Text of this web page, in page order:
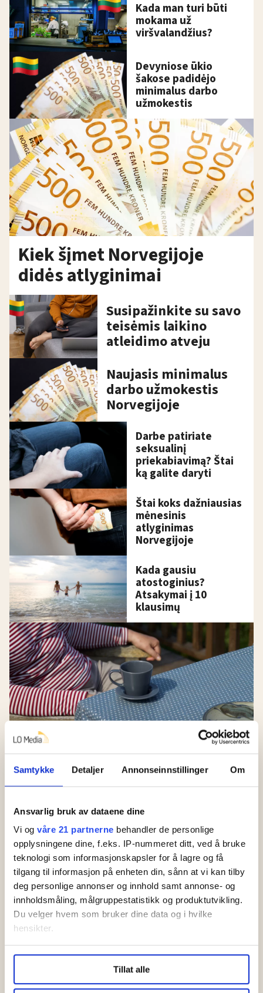
Samtykke Detaljer Annonseinnstillinger Om
Ansvarlig bruk av dataene dine
Vi og våre 21 partnerne behandler de personlige
opplysningene dine, f.eks. IP-nummeret ditt, ved å bruke
teknologi som informasjonskapsler for å lagre og få
tilgang til informasjon på enheten din, sånn at vi kan tilby
deg personlige annonser og innhold samt annonse- og
innholdsmåling, målgruppestatistikk og produktutvikling.
Du velger hvem som bruker dine data og i hvilke
hensikter.
Undermer infokan du lese om hvordan dine personlige
data behandles og hvordan du kan velge hvordan de skal
brukes. Du kan hele tiden endre eller trekke tilbake ditt
Tillat alle
Kada man turi būti
mokama už
viršvalandžius?
Devyniose ūkio
šakose padidėjo
minimalus darbo
užmokestis
Kiek šįmet Norvegijoje
didės atlyginimai
Susipažinkite su savo
teisėmis laikino
atleidimo atveju
Naujasis minimalus
darbo užmokestis
Norvegijoje
Darbe patiriate
seksualinį
priekabiavimą? Štai
ką galite daryti
Štai koks dažniausias
mėnesinis
atlyginimas
Norvegijoje
Kada gausiu
atostoginius?
Atsakymai į 10
klausimų
Kokią pensiją gausiu
sulaukęs pensijos
uždirbtą Norvegijoje
pensiją, išvykęs gyventi į
kitą šalį?
Statybų aikštelėse
gali būti uždrausta
13 atsakymų
įdarbinimo agentūrų
darbuotojams